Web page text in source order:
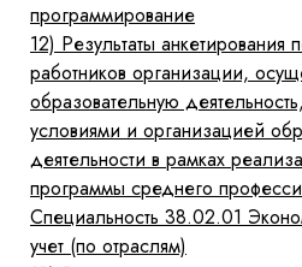
программирование
12) Результаты анкетирования
работников организации,
образовательную
условиями и организацией
деятельности в рамках
программы среднего
Специальность 38.02.01
учет (по отраслям)